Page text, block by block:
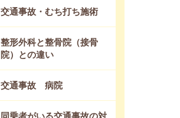
交通事故・むち打ち施術
整形外科と整骨院（接骨
院）との違い
交通事故 病院
同乗者がいる交通事故の対